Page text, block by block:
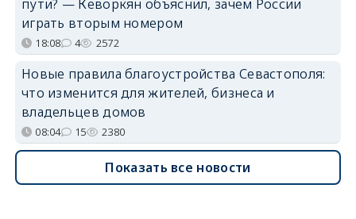
пути? — Кеворкян объяснил, зачем России
играть вторым номером
18:08 4 2572
Новые правила благоустройства Севастополя:
что изменится для жителей, бизнеса и
владельцев домов
08:04 15 2380
Показать все новости